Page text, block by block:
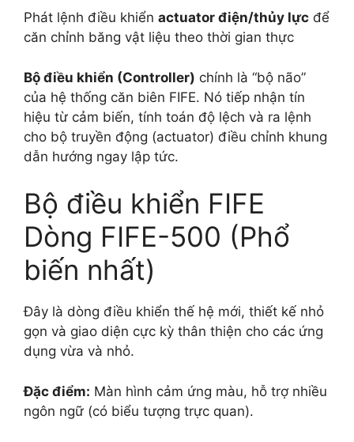
Phát lệnh điều khiển actuator điện/thủy lực để
căn chỉnh băng vật liệu theo thời gian thực
Bộ điều khiển (Controller) chính là “bộ não”
của hệ thống căn biên FIFE. Nó tiếp nhận tín
hiệu từ cảm biến, tính toán độ lệch và ra lệnh
cho bộ truyền động (actuator) điều chỉnh khung
dẫn hướng ngay lập tức.
Bộ điều khiển FIFE
Dòng FIFE-500 (Phổ
biến nhất)
Đây là dòng điều khiển thế hệ mới, thiết kế nhỏ
gọn và giao diện cực kỳ thân thiện cho các ứng
dụng vừa và nhỏ.
Đặc điểm: Màn hình cảm ứng màu, hỗ trợ nhiều
ngôn ngữ (có biểu tượng trực quan).